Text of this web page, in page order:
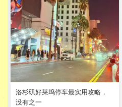
洛杉矶好莱坞停车最实用攻略，
没有之一